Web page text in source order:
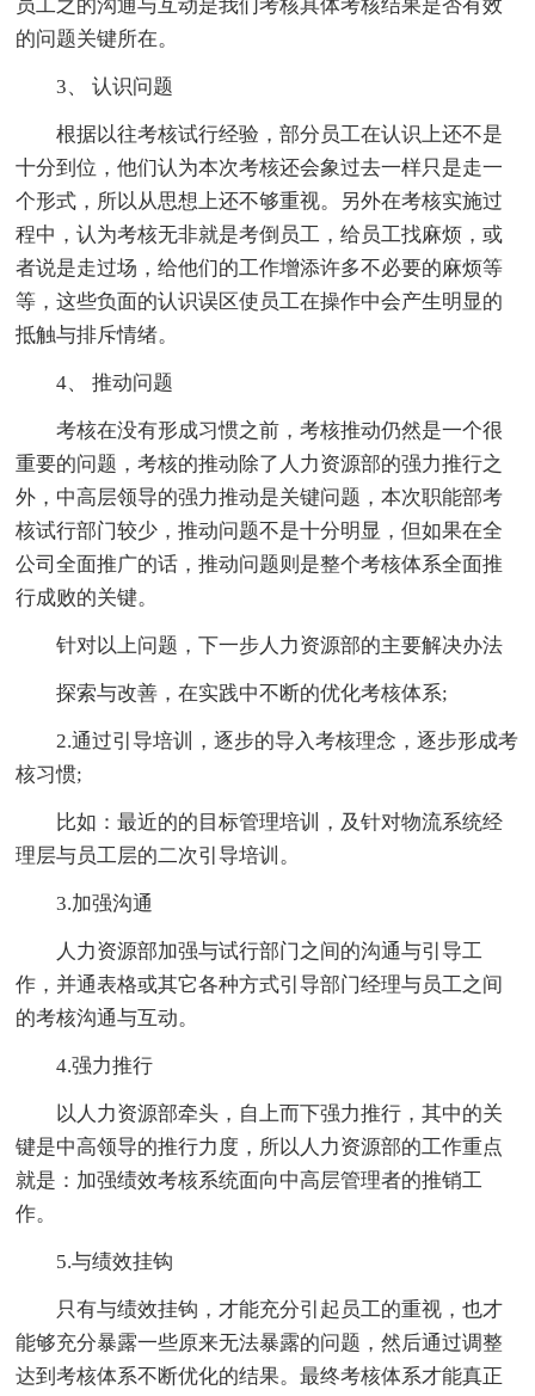
员工之的沟通与互动是我们考核具体考核结果是否有效
的问题关键所在。
3、 认识问题
根据以往考核试行经验，部分员工在认识上还不是
十分到位，他们认为本次考核还会象过去一样只是走一
个形式，所以从思想上还不够重视。另外在考核实施过
程中，认为考核无非就是考倒员工，给员工找麻烦，或
者说是走过场，给他们的工作增添许多不必要的麻烦等
等，这些负面的认识误区使员工在操作中会产生明显的
抵触与排斥情绪。
4、 推动问题
考核在没有形成习惯之前，考核推动仍然是一个很
重要的问题，考核的推动除了人力资源部的强力推行之
外，中高层领导的强力推动是关键问题，本次职能部考
核试行部门较少，推动问题不是十分明显，但如果在全
公司全面推广的话，推动问题则是整个考核体系全面推
行成败的关键。
针对以上问题，下一步人力资源部的主要解决办法
探索与改善，在实践中不断的优化考核体系;
2.通过引导培训，逐步的导入考核理念，逐步形成考
核习惯;
比如：最近的的目标管理培训，及针对物流系统经
理层与员工层的二次引导培训。
3.加强沟通
人力资源部加强与试行部门之间的沟通与引导工
作，并通表格或其它各种方式引导部门经理与员工之间
的考核沟通与互动。
4.强力推行
以人力资源部牵头，自上而下强力推行，其中的关
键是中高领导的推行力度，所以人力资源部的工作重点
就是：加强绩效考核系统面向中高层管理者的推销工
作。
5.与绩效挂钩
只有与绩效挂钩，才能充分引起员工的重视，也才
能够充分暴露一些原来无法暴露的问题，然后通过调整
达到考核体系不断优化的结果。最终考核体系才能真正